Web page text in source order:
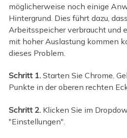
möglicherweise noch einige
Hintergrund. Dies führt dazu,
Arbeitsspeicher verbraucht und
mit hoher Auslastung kommen
dieses Problem.
Schritt 1. Starten Sie Chrome.
Punkte in der oberen rechten
Schritt 2. Klicken Sie im
"Einstellungen".